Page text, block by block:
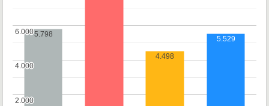
2.000
2.000
4.000
4.000
6.000
6.0005.798
4.498
5.529